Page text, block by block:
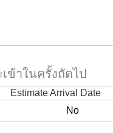
ข้าในครั้งถัดไป
Estimate Arrival Date
No